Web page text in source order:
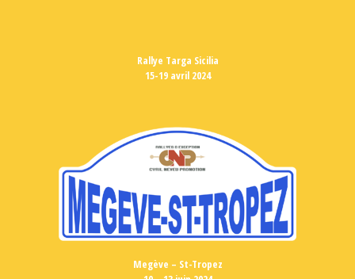
Rallye Targa Sicilia
15-19 avril 2024
Megève – St-Tropez